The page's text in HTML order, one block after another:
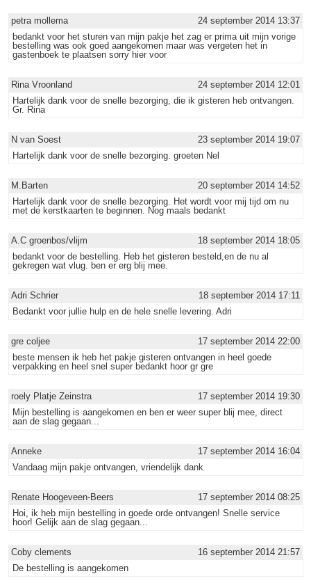
petra mollema
24 september 2014 13:37
bedankt voor het sturen van mijn pakje het zag er prima uit mijn vorige
bestelling was ook goed aangekomen maar was vergeten het in
gastenboek te plaatsen sorry hier voor
Rina Vroonland
24 september 2014 12:01
Hartelijk dank voor de snelle bezorging, die ik gisteren heb ontvangen.
Gr. Rina
N van Soest
23 september 2014 19:07
Hartelijk dank voor de snelle bezorging. groeten Nel
M.Barten
20 september 2014 14:52
Hartelijk dank voor de snelle bezorging. Het wordt voor mij tijd om nu
met de kerstkaarten te beginnen. Nog maals bedankt
A.C groenbos/vlijm
18 september 2014 18:05
bedankt voor de bestelling. Heb het gisteren besteld,en de nu al
gekregen wat vlug. ben er erg blij mee.
Adri Schrier
18 september 2014 17:11
Bedankt voor jullie hulp en de hele snelle levering. Adri
gre coljee
17 september 2014 22:00
beste mensen ik heb het pakje gisteren ontvangen in heel goede
verpakking en heel snel super bedankt hoor gr gre
roely Platje Zeinstra
17 september 2014 19:30
Mijn bestelling is aangekomen en ben er weer super blij mee, direct
aan de slag gegaan...
Anneke
17 september 2014 16:04
Vandaag mijn pakje ontvangen, vriendelijk dank
Renate Hoogeveen-Beers
17 september 2014 08:25
Hoi, ik heb mijn bestelling in goede orde ontvangen! Snelle service
hoor! Gelijk aan de slag gegaan...
Coby clements
16 september 2014 21:57
De bestelling is aangekomen